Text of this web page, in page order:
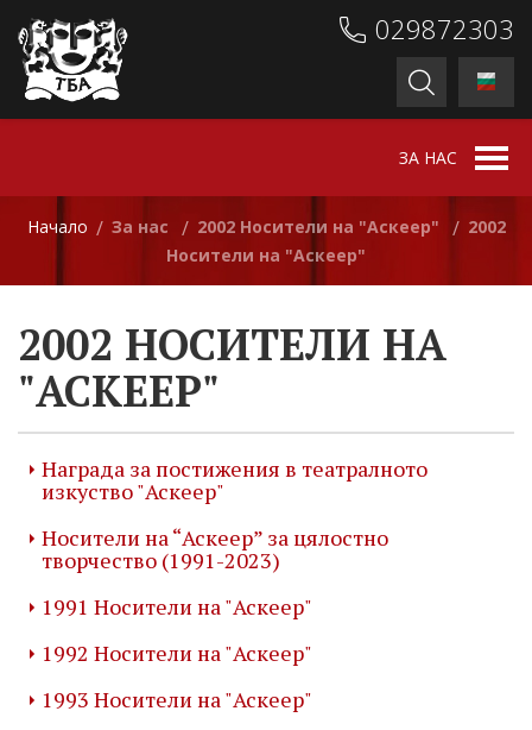
029872303
ЗА НАС
Начало / За нас / 2002 Носители на "Аскеер" / 2002
Носители на "Аскеер"
2002 НОСИТЕЛИ НА
"АСКЕЕР"
Награда за постижения в театралното
изкуство "Аскеер"
Носители на “Аскеер” за цялостно
творчество (1991-2023)
1991 Носители на "Аскеер"
1992 Носители на "Аскеер"
1993 Носители на "Аскеер"